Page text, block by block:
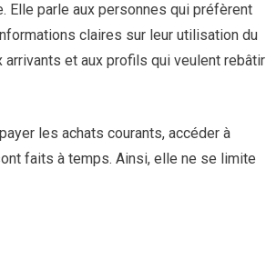
Elle parle aux personnes qui préfèrent
claires sur leur utilisation du
et aux profils qui veulent rebâtir
les achats courants, accéder à
faits à temps. Ainsi, elle ne se limite